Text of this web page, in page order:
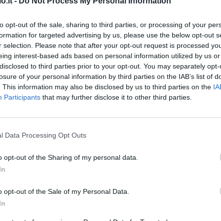
opt-out of the sale, sharing to third parties, or processing of your
for targeted advertising by us, please use the below opt-out
selection. Please note that after your opt-out request is processed
interest-based ads based on personal information utilized by us
to third parties prior to your opt-out. You may separately
of your personal information by third parties on the IAB’s list of
This information may also be disclosed by us to third parties on the
Participants that may further disclose it to other third parties.
Data Processing Opt Outs
opt-out of the Sharing of my personal data.
opt-out of the Sale of my Personal Data.
per la porta: l'idea (©LaPresse)
portiere più giovane di David De Gea.
dell'esperienza e delle doti tecniche del
Filippi, nuovo preparatore dei portieri che si
al Milan) per approdare alla Fiorentina.
soprattutto per quanto riguarda i portieri
basso, l'arrivo di Filippi potrebbe cambiare
del Lecce. 11 cleen sheet in 38 partite per un
perfettamente nell'undici di Fabio